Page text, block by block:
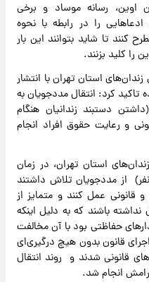
اوین، رسانه موساد و برخی
را در رابطه با نحوه
کنند تا شاید بتوانند این بار
را کلید بزنند.
استان تهران با انتشار
کرد: انتقال مددجویان به
دستبند زندانیان هنگام
و رعایت حقوق افراد انجام
استان تهران، در زمان
از مددجویان تلاش داشتند
قانونی عمل کنند و متمایز از
نداشته باشند که به دلیل اینکه
حفاظتی بود با آن مخالفت
قانون بدون هیچ درگیری‌ای
قانونی شدند و روند انتقال
انجام شد.